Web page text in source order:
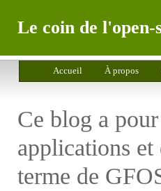
Le coin de l'open-
Accueil À propos
Ce blog a
applications et
terme de